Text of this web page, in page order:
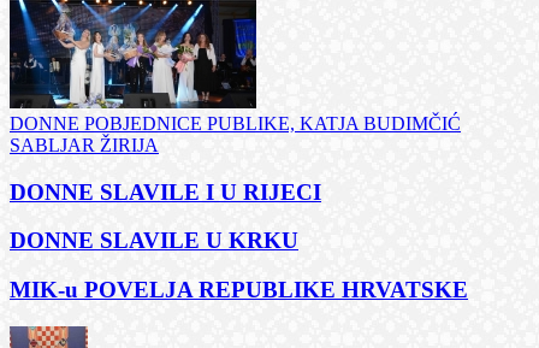
DONNE POBJEDNICE PUBLIKE, KATJA BUDIMČIĆ
SABLJAR ŽIRIJA
DONNE SLAVILE I U RIJECI
DONNE SLAVILE U KRKU
MIK-u POVELJA REPUBLIKE HRVATSKE